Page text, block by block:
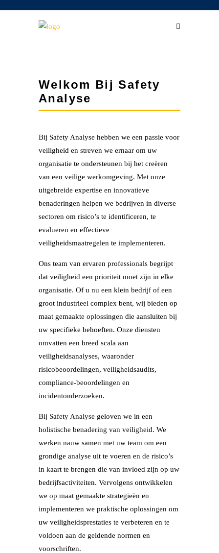
Welkom Bij Safety
Analyse
Bij Safety Analyse hebben we een passie voor
veiligheid en streven we ernaar om uw
organisatie te ondersteunen bij het creëren
van een veilige werkomgeving. Met onze
uitgebreide expertise en innovatieve
benaderingen helpen we bedrijven in diverse
sectoren om risico’s te identificeren, te
evalueren en effectieve
veiligheidsmaatregelen te implementeren.
Ons team van ervaren professionals begrijpt
dat veiligheid een prioriteit moet zijn in elke
organisatie. Of u nu een klein bedrijf of een
groot industrieel complex bent, wij bieden op
maat gemaakte oplossingen die aansluiten bij
uw specifieke behoeften. Onze diensten
omvatten een breed scala aan
veiligheidsanalyses, waaronder
risicobeoordelingen, veiligheidsaudits,
compliance-beoordelingen en
incidentonderzoeken.
Bij Safety Analyse geloven we in een
holistische benadering van veiligheid. We
werken nauw samen met uw team om een
grondige analyse uit te voeren en de risico’s
in kaart te brengen die van invloed zijn op uw
bedrijfsactiviteiten. Vervolgens ontwikkelen
we op maat gemaakte strategieën en
implementeren we praktische oplossingen om
uw veiligheidsprestaties te verbeteren en te
voldoen aan de geldende normen en
voorschriften.